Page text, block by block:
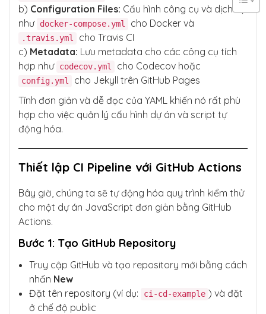
b) Configuration Files: Cấu hình công cụ và dịch vụ
như docker-compose.yml cho Docker và
.travis.yml
cho Travis CI
c) Metadata: Lưu metadata cho các công cụ tích
hợp như codecov.yml cho Codecov hoặc
config.yml
cho Jekyll trên GitHub Pages
Tính đơn giản và dễ đọc của YAML khiến nó rất phù
hợp cho việc quản lý cấu hình dự án và script tự
động hóa.
Thiết lập CI Pipeline với GitHub Actions
Bây giờ, chúng ta sẽ tự động hóa quy trình kiểm thử
cho một dự án JavaScript đơn giản bằng GitHub
Actions.
Bước 1: Tạo GitHub Repository
Truy cập GitHub và tạo repository mới bằng cách
nhấn New
Đặt tên repository (ví dụ:
ci-cd-example ) và đặt
ở chế độ public